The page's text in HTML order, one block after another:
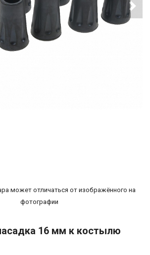
может отличаться от изображённого на
фотографии
16 мм к костылю